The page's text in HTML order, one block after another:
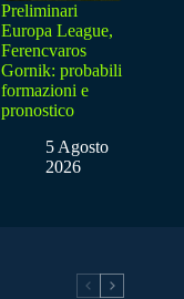
Preliminari
Europa League,
Ferencvaros
Gornik: probabili
formazioni e
pronostico
5 Agosto
2026